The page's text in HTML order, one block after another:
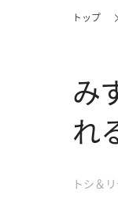
トップ
み
れ
トシ＆